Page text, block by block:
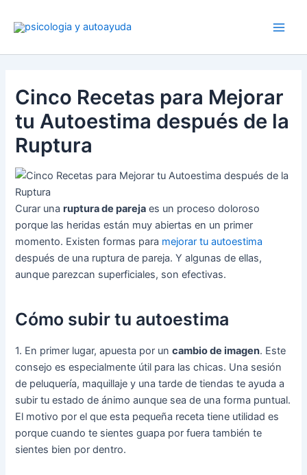
Cinco Recetas para Mejorar
tu Autoestima después de la
Ruptura
Curar unaruptura de pareja es un proceso doloroso
porque las heridas están muy abiertas en un primer
momento. Existen formas para mejorar tu autoestima
después de una ruptura de pareja. Y algunas de ellas,
aunque parezcan superficiales, son efectivas.
Cómo subir tu autoestima
1. En primer lugar, apuesta por uncambio de imagen. Este
consejo es especialmente útil para las chicas. Una sesión
de peluquería, maquillaje y una tarde de tiendas te ayuda a
subir tu estado de ánimo aunque sea de una forma puntual.
El motivo por el que esta pequeña receta tiene utilidad es
porque cuando te sientes guapa por fuera también te
sientes bien por dentro.